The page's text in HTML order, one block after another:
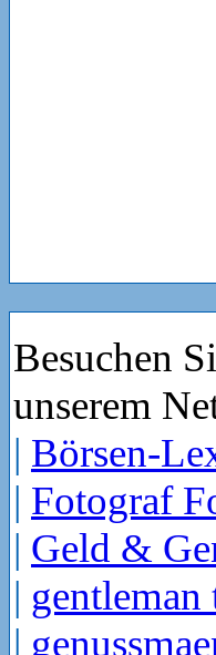
Besuchen
unserem
| Börsen-
| Fotograf
| Geld &
| gentleman
|